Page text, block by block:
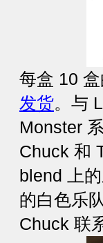
每盒 10
发货。与
Monster
Chuck 和
blend 上
的白色乐
Chuck 联